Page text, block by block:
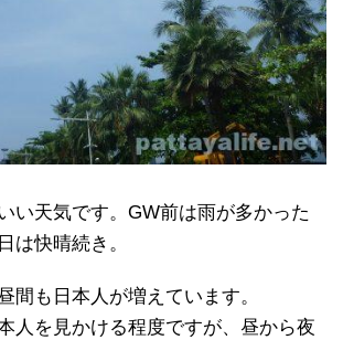
い天気です。GW前は雨が多かった
は快晴続き。
間も日本人が増えています。
人を見かける程度ですが、昼から夜